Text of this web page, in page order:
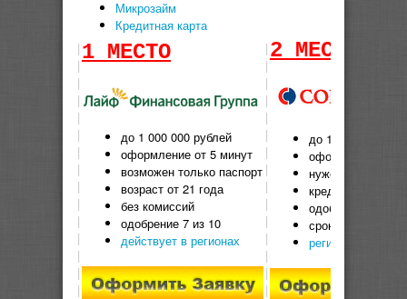
Микрозайм
Кредитная карта
|
|
|
|
|
|
|
|
|
|
|
|
|
|
|
1 МЕСТО
до 1 000 000 рублей
оформление от 5 минут
возможен только паспорт
возраст от 21 года
без комиссий
одобрение 7 из 10
действует в регионах
|
|
|
|
|
|
|
|
|
|
|
|
|
|
|
2 МЕСТО
до 1 000 000
оформление от
нужен паспорт
кредит дают с
одобряют 6 из 10
срок кредита до
регионы выдачи